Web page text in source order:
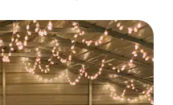
appréciés